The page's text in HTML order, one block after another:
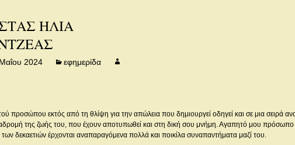
(ΦΥΛΛΑ
– 300)
ΗΛΙΑ
2024
εφημερίδα
προσώπου εκτός από τη θλίψη για την απώλεια που δημιουργεί οδηγεί και σε μια σειρά
της ζωής του, που έχουν αποτυπωθεί και στη δική σου μνήμη. Αγαπητό μου
δεκαετιών έρχονται αναπαραγόμενα πολλά και ποικίλα συναπαντήματα μαζί του.